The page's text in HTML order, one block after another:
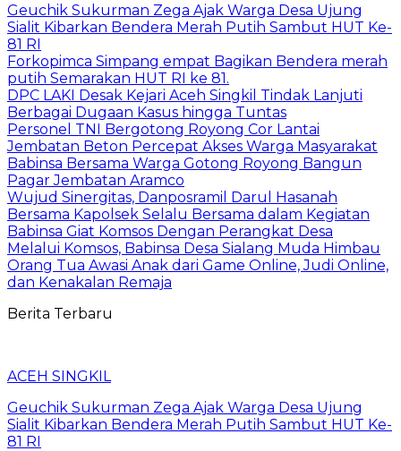
Geuchik Sukurman Zega Ajak Warga Desa Ujung
Sialit Kibarkan Bendera Merah Putih Sambut HUT Ke-
81 RI
Forkopimca Simpang empat Bagikan Bendera merah
putih Semarakan HUT RI ke 81.
DPC LAKI Desak Kejari Aceh Singkil Tindak Lanjuti
Berbagai Dugaan Kasus hingga Tuntas
Personel TNI Bergotong Royong Cor Lantai
Jembatan Beton Percepat Akses Warga Masyarakat
Babinsa Bersama Warga Gotong Royong Bangun
Pagar Jembatan Aramco
Wujud Sinergitas, Danposramil Darul Hasanah
Bersama Kapolsek Selalu Bersama dalam Kegiatan
Babinsa Giat Komsos Dengan Perangkat Desa
Melalui Komsos, Babinsa Desa Sialang Muda Himbau
Orang Tua Awasi Anak dari Game Online, Judi Online,
dan Kenakalan Remaja
Berita Terbaru
ACEH SINGKIL
Geuchik Sukurman Zega Ajak Warga Desa Ujung
Sialit Kibarkan Bendera Merah Putih Sambut HUT Ke-
81 RI